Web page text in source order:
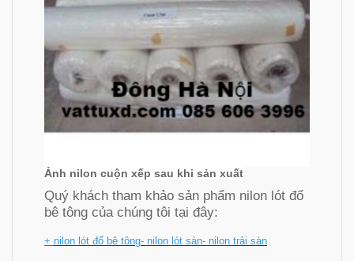
Ảnh nilon cuộn xếp sau khi sản xuất
Quý khách tham khảo sản phẩm nilon lót đổ
bê tông của chúng tôi tại đây:
+ nilon lót đổ bê tông- nilon lót sàn- nilon trải sàn